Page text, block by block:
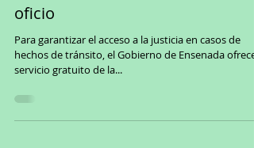
oficio
Para garantizar el acceso a la justicia en casos de
hechos de tránsito, el Gobierno de Ensenada ofrece
servicio gratuito de la...